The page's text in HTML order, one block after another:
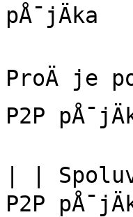
pÅ¯jÄka
ProÄ je
P2P
| |
P2P